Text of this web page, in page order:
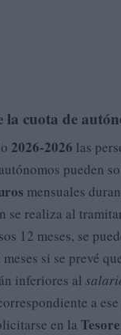
cuota de
2026-2026 las
pueden
mensuales
se realiza al
12 meses, se
si se prevé
inferiores al
a
en la